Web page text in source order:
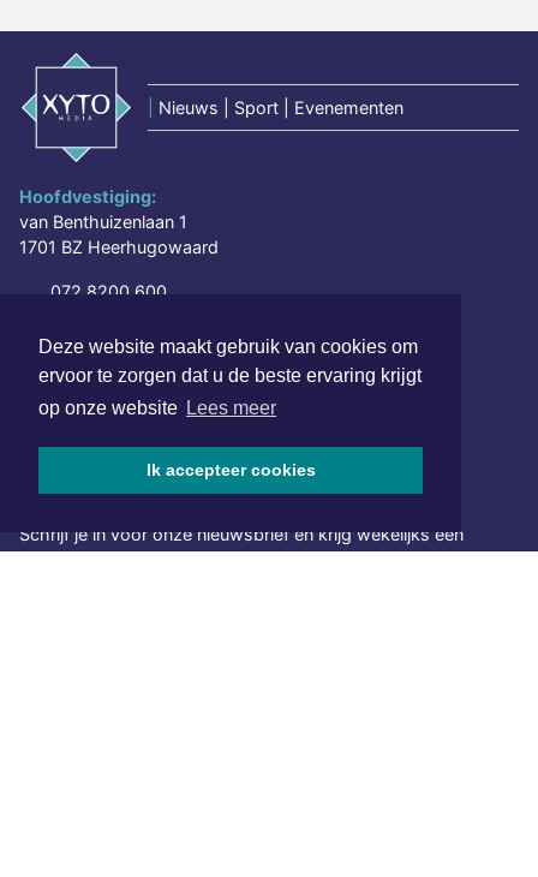
Deze website maakt gebruik van cookies om
ervoor te zorgen dat u de beste ervaring krijgt
op onze website Lees meer
Ik accepteer cookies
Nieuws | Sport | Evenementen
Hoofdvestiging:
van Benthuizenlaan 1
1701 BZ Heerhugowaard
072 8200 600
www.xyto.nl
SOCIAL MEDIA
NIEUWSBRIEF AANMELDEN
Schrijf je in voor onze nieuwsbrief en krijg wekelijks een